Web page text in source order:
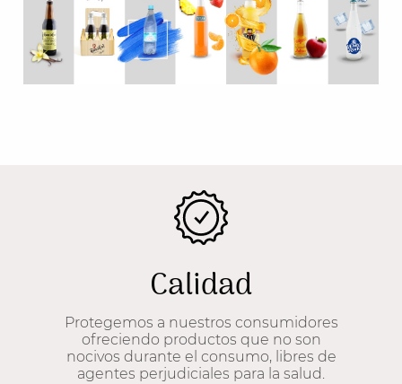
Calidad
Protegemos a nuestros consumidores
ofreciendo productos que no son
nocivos durante el consumo, libres de
agentes perjudiciales para la salud.